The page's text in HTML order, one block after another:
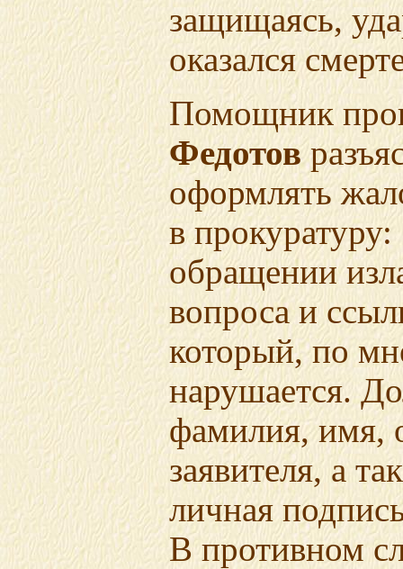
защищаясь,
оказался
Помощник
Федотов
оформлять
в
обращении
вопроса и
который, по
нарушается.
фамилия, имя,
заявителя, а
личная
В противном